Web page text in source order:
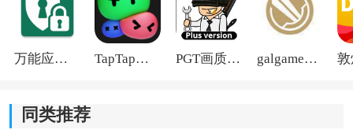
万能应用隐藏 TapTap国际版2026 PGT画质助手旧版 galgame游戏盒子2026
同类推荐